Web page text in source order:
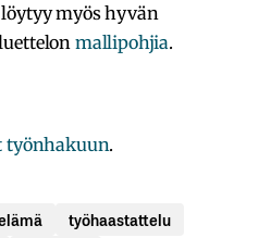
myös hyvän
mallipohjia.
työnhakuun.
työhaastattelu